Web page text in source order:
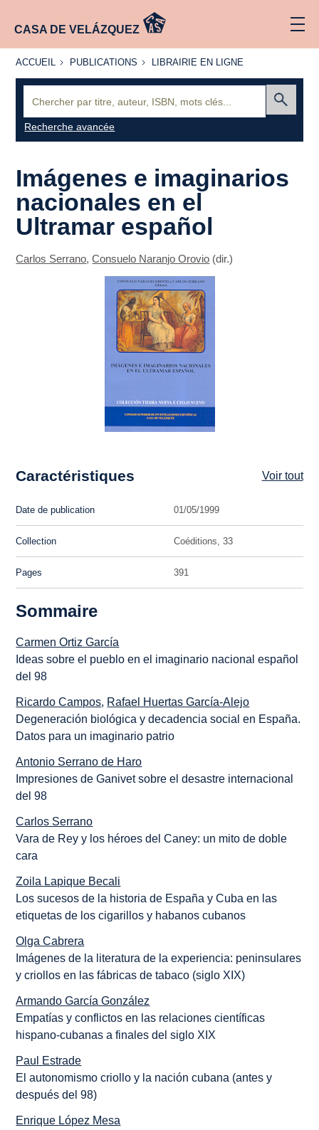
CASA DE VELÁZQUEZ
ACCUEIL
ACCUEIL PUBLICATIONS
PUBLICATIONS
LIBRAIRIE
LIBRAIRIE EN LIGNE
Recherche avancée
Imágenes e imaginarios
nacionales en el
Ultramar español
Carlos Serrano,Consuelo Naranjo Orovio (dir.)
Caractéristiques Voir tout
Date de publication 01/05/1999
Collection Coéditions, 33
Pages 391
Sommaire
Carmen Ortiz García
Ideas sobre el pueblo en el imaginario nacional español
del 98
Ricardo Campos, Rafael Huertas García-Alejo
Degeneración biológica y decadencia social en España.
Datos para un imaginario patrio
Antonio Serrano de Haro
Impresiones de Ganivet sobre el desastre internacional
del 98
Carlos Serrano
Vara de Rey y los héroes del Caney: un mito de doble
cara
Zoila Lapique Becali
Los sucesos de la historia de España y Cuba en las
etiquetas de los cigarillos y habanos cubanos
Olga Cabrera
Imágenes de la literatura de la experiencia: peninsulares
y criollos en las fábricas de tabaco (siglo XIX)
Armando García González
Empatías y conflictos en las relaciones científicas
hispano-cubanas a finales del siglo XIX
Paul Estrade
El autonomismo criollo y la nación cubana (antes y
después del 98)
Enrique López Mesa